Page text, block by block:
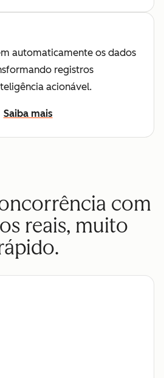
automaticamente os dados
registros
acionável.
Saiba mais
com
reais, muito